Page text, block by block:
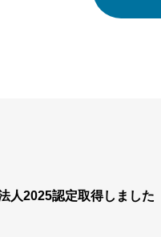
人2025認定取得しました